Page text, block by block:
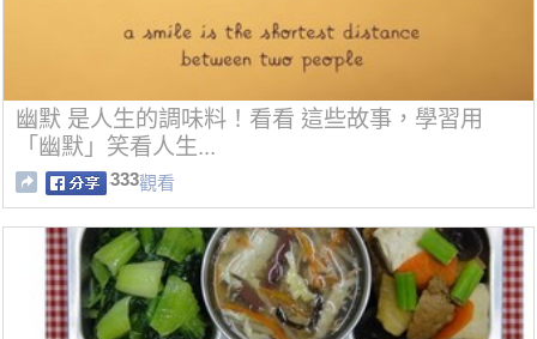
幽默 是人生的調味料！看看 這些故事，學習用
「幽默」笑看人生...
333觀看